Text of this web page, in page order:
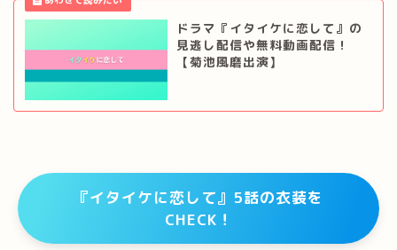
ドラマ『イタイケに恋して』の
見逃し配信や無料動画配信！
【菊池風磨出演】
『イタイケに恋して』5話の衣装を
CHECK！